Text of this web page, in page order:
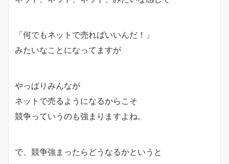
「何でもネットで売ればいいんだ！」
みたいなことになってますが
やっぱりみんなが
ネットで売るようになるからこそ
競争っていうのも強まりますよね。
で、競争強まったらどうなるかというと